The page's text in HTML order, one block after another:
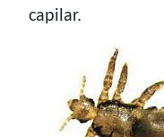
capilar.